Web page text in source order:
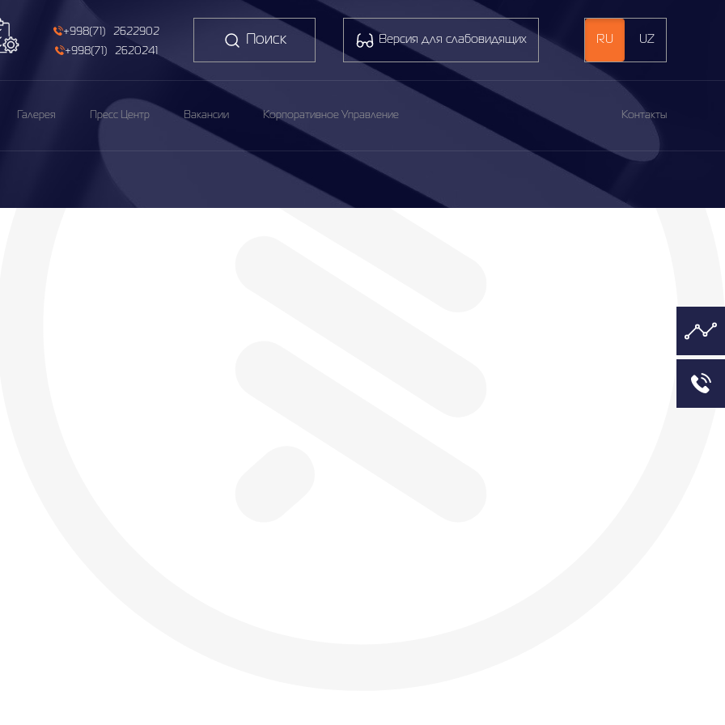
+998(71) 2622902
+998(71) 2620241
Поиск Версия для слабовидящих RU UZ
Галерея Пресс Центр Вакансии Корпоративное Управление Контакты